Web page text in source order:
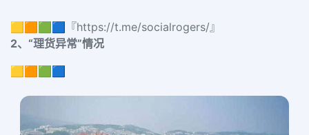
🟨🟧🟩🟦『https://t.me/socialrogers/』
2、“理货异常”情况
🟨🟧🟩🟦